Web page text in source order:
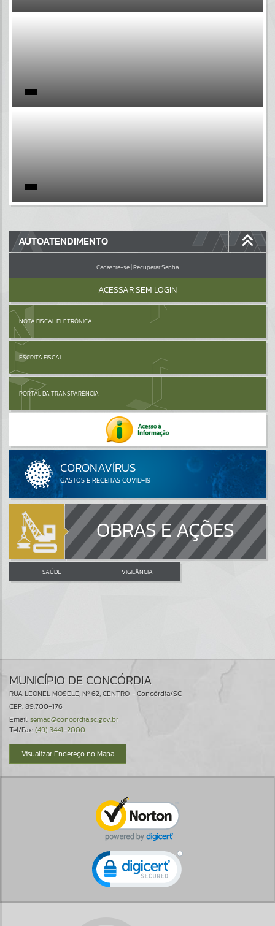
Por favor, aguarde...
Por favor, aguarde...
GALERIAS
Por favor, aguarde...
AUTOATENDIMENTO
Cadastre-se|Recuperar Senha
ACESSAR SEM LOGIN
NOTA FISCAL ELETRÔNICA
ESCRITA FISCAL
PORTAL DA TRANSPARÊNCIA
OBRAS E AÇÕES
SAÚDE VIGILÂNCIA
MUNICÍPIO DE CONCÓRDIA
RUA LEONEL MOSELE, Nº 62, CENTRO - Concórdia/SC
CEP: 89.700-176
Email:semad@concordia.sc.gov.br
Tel/Fax:(49) 3441-2000
Visualizar Endereço no Mapa